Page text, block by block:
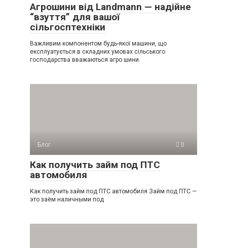
Агрошини від Landmann — надійне
“взуття” для вашої
сільгосптехніки
Важливим компонентом будь-якої машини, що
експлуатується в складних умовах сільського
господарства вважаються агро шини.
Блог 0
Как получить займ под ПТС
автомобиля
Как получить займ под ПТС автомобиля Займ под ПТС —
это заём наличными под